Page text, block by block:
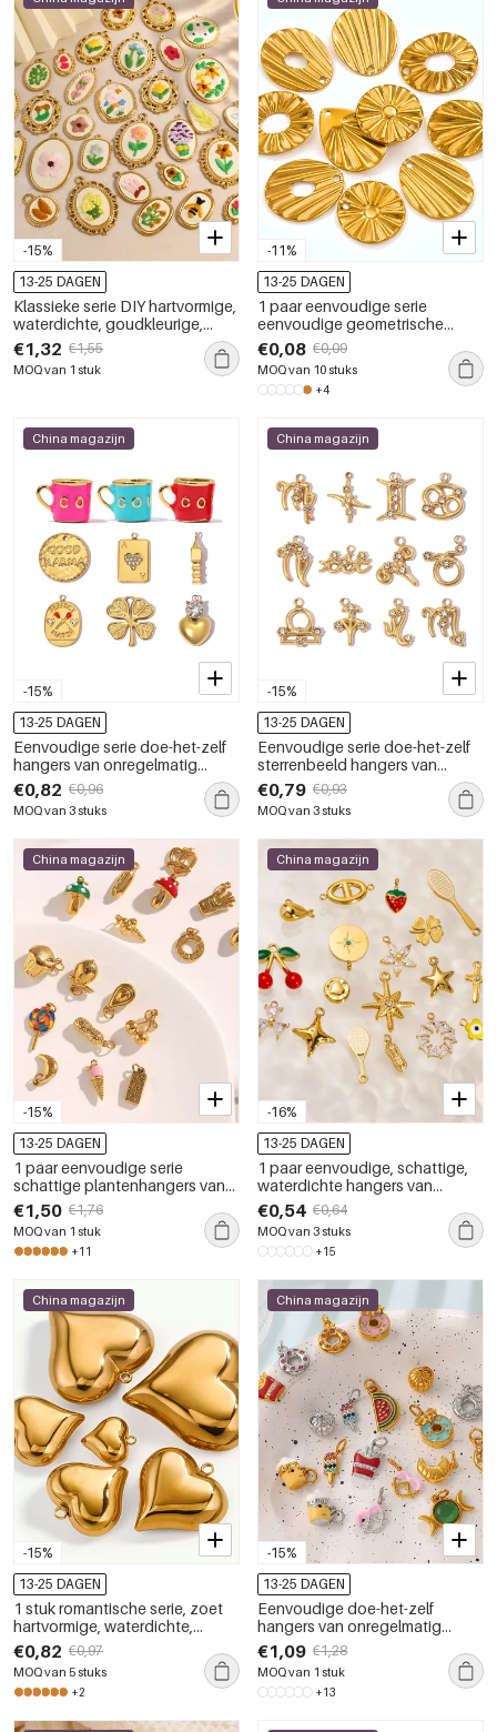
-15%
13-25 DAGEN
Klassieke serie DIY hartvormige,
waterdichte, goudkleurige,
roestvrijstalen dameshangers
€1,32 €1,55
MOQ van 1 stuk
-11%
13-25 DAGEN
1 paar eenvoudige serie
eenvoudige geometrische
roestvrijstalen vergulde
dameshangers
€0,08 €0,09
MOQ van 10 stuks
+4
-15%
China magazijn
13-25 DAGEN
Eenvoudige serie doe-het-zelf
hangers van onregelmatig
gevormd roestvrij staal,
waterdicht, goudkleurig, voor
dames
€0,82 €0,96
MOQ van 3 stuks
-15%
China magazijn
13-25 DAGEN
Eenvoudige serie doe-het-zelf
sterrenbeeld hangers van
roestvrij staal, waterdicht,
goudkleurig, voor dames
€0,79 €0,93
MOQ van 3 stuks
-15%
China magazijn
13-25 DAGEN
1 paar eenvoudige serie
schattige plantenhangers van
roestvrij staal voor dames
€1,50 €1,76
MOQ van 1 stuk
+11
-16%
China magazijn
13-25 DAGEN
1 paar eenvoudige, schattige,
waterdichte hangers van
roestvrij staal met plantmotief
voor dames
€0,54 €0,64
MOQ van 3 stuks
+15
-15%
China magazijn
13-25 DAGEN
1 stuk romantische serie, zoet
hartvormige, waterdichte,
roestvrijstalen, goudkleurige
dameshanger
€0,82 €0,97
MOQ van 5 stuks
+2
-15%
China magazijn
13-25 DAGEN
Eenvoudige doe-het-zelf
hangers van onregelmatig
gevormd fruit, roestvrij staal,
waterdicht, goudkleurig en met
strass-steentjes.
€1,09 €1,28
MOQ van 1 stuk
+13